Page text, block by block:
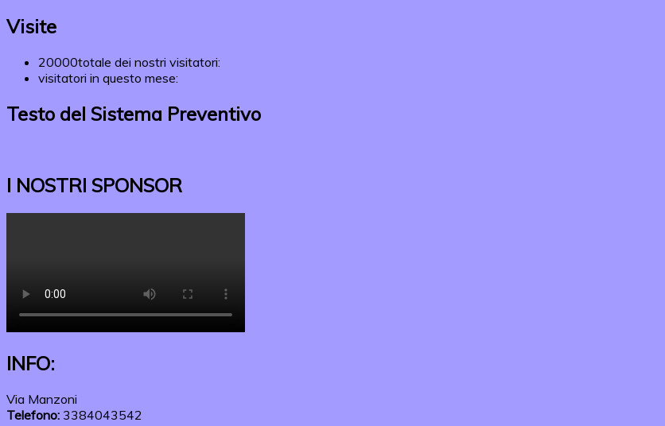
Visite
20000totale dei nostri visitatori:
visitatori in questo mese:
Testo del Sistema Preventivo
I NOSTRI SPONSOR
INFO:
Via Manzoni
Telefono: 3384043542